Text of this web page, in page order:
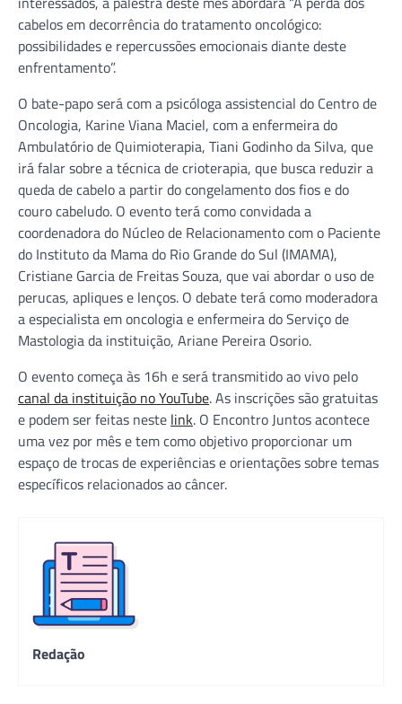
cabelos em decorrência do tratamento oncológico:
possibilidades e repercussões emocionais diante deste
enfrentamento”.
O bate-papo será com a psicóloga assistencial do Centro de
Oncologia, Karine Viana Maciel, com a enfermeira do
Ambulatório de Quimioterapia, Tiani Godinho da Silva, que
irá falar sobre a técnica de crioterapia, que busca reduzir a
queda de cabelo a partir do congelamento dos fios e do
couro cabeludo. O evento terá como convidada a
coordenadora do Núcleo de Relacionamento com o Paciente
do Instituto da Mama do Rio Grande do Sul (IMAMA),
Cristiane Garcia de Freitas Souza, que vai abordar o uso de
perucas, apliques e lenços. O debate terá como moderadora
a especialista em oncologia e enfermeira do Serviço de
Mastologia da instituição, Ariane Pereira Osorio.
O evento começa às 16h e será transmitido ao vivo pelo
canal da instituição no YouTube. As inscrições são gratuitas
e podem ser feitas neste link. O Encontro Juntos acontece
uma vez por mês e tem como objetivo proporcionar um
espaço de trocas de experiências e orientações sobre temas
específicos relacionados ao câncer.
Redação